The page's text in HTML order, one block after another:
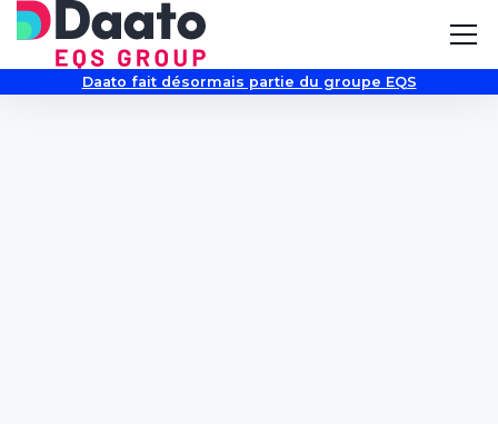
Daato fait désormais partie du groupe EQS